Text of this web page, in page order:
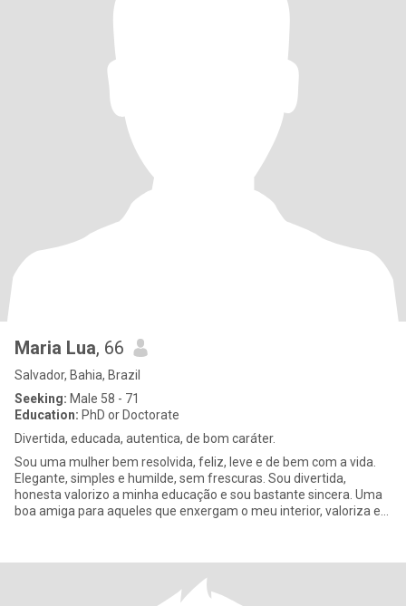
Maria Lua, 66
Salvador, Bahia, Brazil
Seeking: Male 58 - 71
Education: PhD or Doctorate
Divertida, educada, autentica, de bom caráter.
Sou uma mulher bem resolvida, feliz, leve e de bem com a vida.
Elegante, simples e humilde, sem frescuras. Sou divertida,
honesta valorizo a minha educação e sou bastante sincera. Uma
boa amiga para aqueles que enxergam o meu interior, valoriza e